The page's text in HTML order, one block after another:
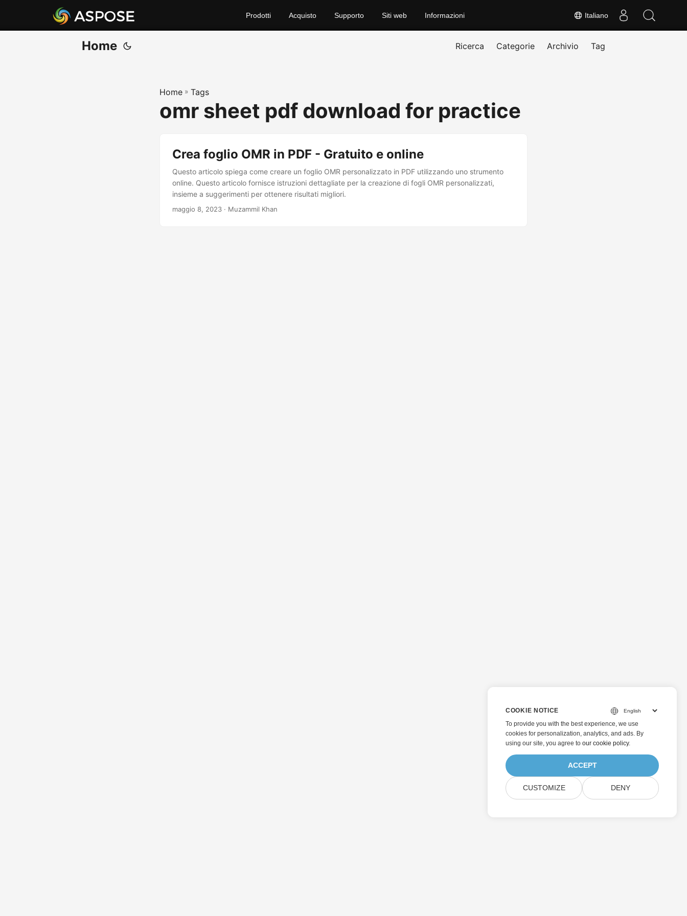
Italiano
Prodotti Acquisto Supporto Siti web Informazioni
Home Ricerca Categorie Archivio Tag
Home » Tags
omr sheet pdf download for practice
Crea foglio OMR in PDF - Gratuito e online
Questo articolo spiega come creare un foglio OMR personalizzato in PDF utilizzando uno strumento
online. Questo articolo fornisce istruzioni dettagliate per la creazione di fogli OMR personalizzati,
insieme a suggerimenti per ottenere risultati migliori.
maggio 8, 2023 · Muzammil Khan
COOKIE NOTICE
To provide you with the best experience, we use
cookies for personalization, analytics, and ads. By
using our site, you agree to our cookie policy.
ACCEPT
CUSTOMIZE DENY